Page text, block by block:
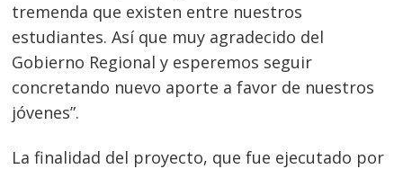
tremenda que existen entre nuestros
estudiantes. Así que muy agradecido del
Gobierno Regional y esperemos seguir
concretando nuevo aporte a favor de nuestros
jóvenes”.
La finalidad del proyecto, que fue ejecutado por